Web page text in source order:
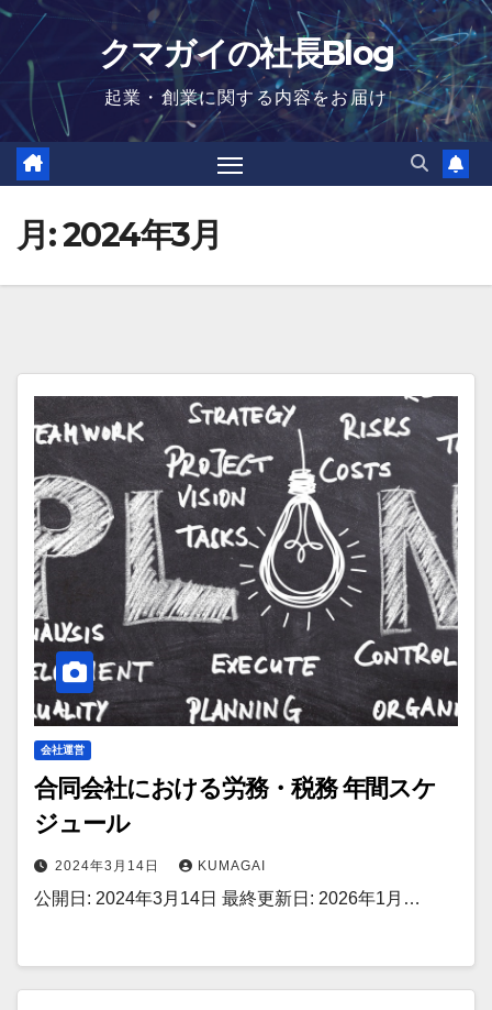
Skip
content
クマガイの社長Blog
起業・創業に関する内容をお届け
月:2024年3月
会社運営
合同会社における労務・税務 年間スケ
ジュール
2024年3月14日 KUMAGAI
公開日: 2024年3月14日 最終更新日: 2026年1月…